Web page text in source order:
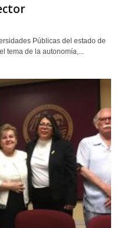
Públicas del estado de
tema de la autonomía,...